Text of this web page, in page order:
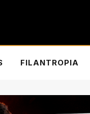
FILANTROPIA